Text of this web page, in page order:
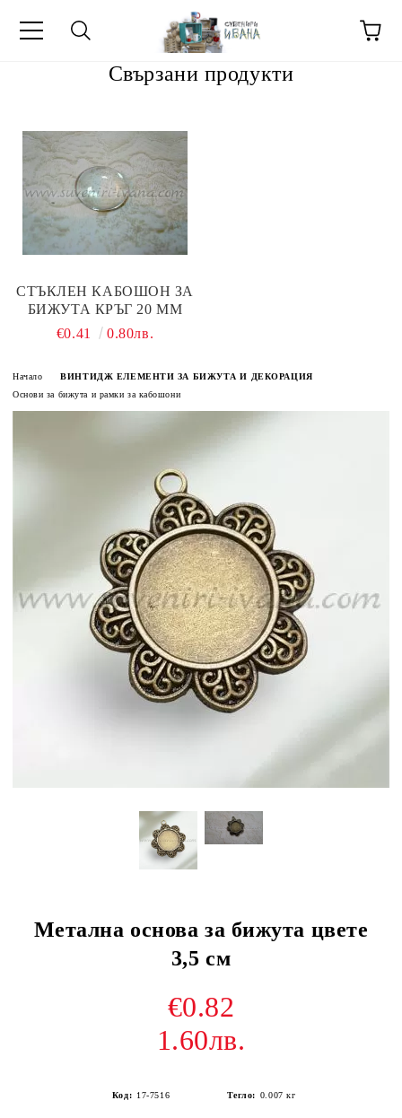
ЗА
Свързани продукти
СТЪКЛЕН КАБОШОН ЗА
БИЖУТА КРЪГ 20 ММ
€0.41
0.80лв.
Начало
ВИНТИДЖ ЕЛЕМЕНТИ ЗА БИЖУТА И ДЕКОРАЦИЯ
Основи за бижута и рамки за кабошони
Метална основа за бижута цвете
3,5 см
€0.82
1.60лв.
Код: 17-7516 Тегло: 0.007 кг